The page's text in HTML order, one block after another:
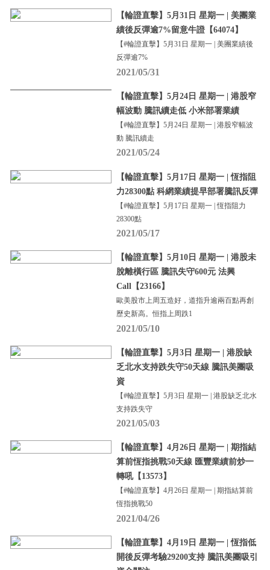
【輪證直擊】5月31日 星期一 | 美團業
績後反彈逾7%留意牛證【64074】
【#輪證直擊】5月31日 星期一 | 美團業績後
反彈逾7%
2021/05/31
【輪證直擊】5月24日 星期一 | 港股窄
幅波動 騰訊續走低 小米部署業績
【#輪證直擊】5月24日 星期一 | 港股窄幅波
動 騰訊續走
2021/05/24
【輪證直擊】5月17日 星期一 | 恆指阻
力28300點 科網業績提早部署騰訊反彈
【#輪證直擊】5月17日 星期一 | 恆指阻力
28300點
2021/05/17
【輪證直擊】5月10日 星期一 | 港股未
脫離橫行區 騰訊失守600元 法興
Call【23166】
歐美股市上周五造好，道指升逾兩百點再創
歷史新高。恒指上周跌1
2021/05/10
【輪證直擊】5月3日 星期一 | 港股缺
乏北水支持跌失守50天線 騰訊美團吸
資
【#輪證直擊】5月3日 星期一 | 港股缺乏北水
支持跌失守
2021/05/03
【輪證直擊】4月26日 星期一 | 期指結
算前恆指挑戰50天線 匯豐業績前炒一
轉吼【13573】
【#輪證直擊】4月26日 星期一 | 期指結算前
恆指挑戰50
2021/04/26
【輪證直擊】4月19日 星期一 | 恆指低
開後反彈考驗29200支持 騰訊美團吸引